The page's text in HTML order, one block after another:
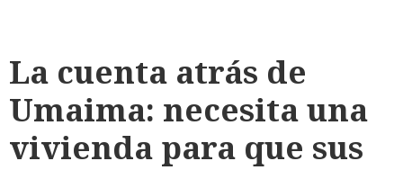
La cuenta atrás de
Umaima: necesita una
vivienda para que sus